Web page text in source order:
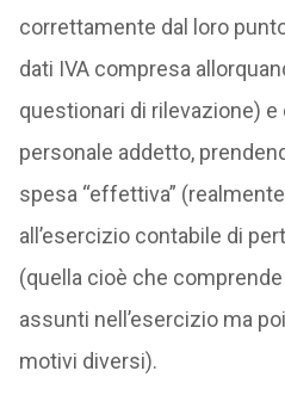
correttamente dal loro
dati IVA compresa
questionari di rilevazione) e
personale addetto,
spesa “effettiva”
all’esercizio contabile di
(quella cioè che
assunti nell’esercizio ma
motivi diversi).